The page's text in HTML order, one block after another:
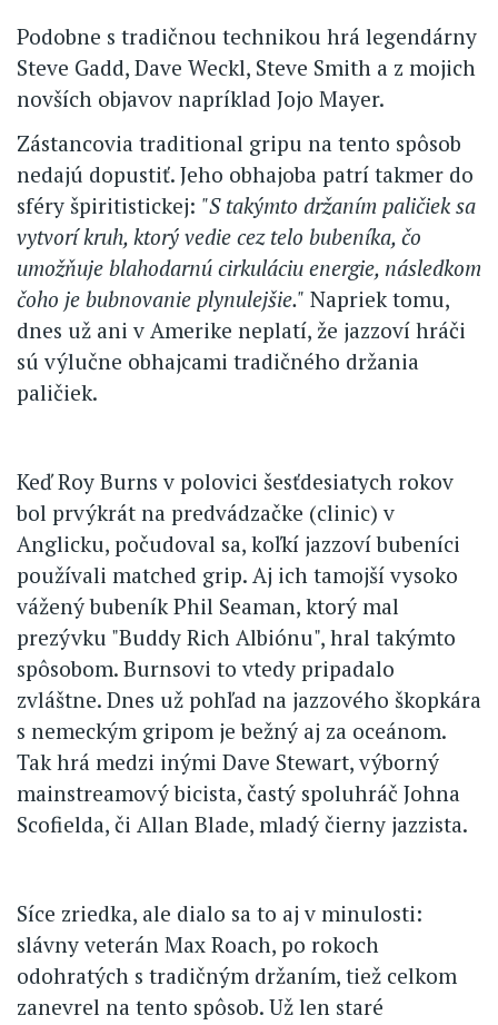
Podobne s tradičnou technikou hrá legendárny
Steve Gadd, Dave Weckl, Steve Smith a z mojich
novších objavov napríklad Jojo Mayer.
Zástancovia traditional gripu na tento spôsob
nedajú dopustiť. Jeho obhajoba patrí takmer do
sféry špiritistickej: "S takýmto držaním paličiek sa
vytvorí kruh, ktorý vedie cez telo bubeníka, čo
umožňuje blahodarnú cirkuláciu energie, následkom
čoho je bubnovanie plynulejšie." Napriek tomu,
dnes už ani v Amerike neplatí, že jazzoví hráči
sú výlučne obhajcami tradičného držania
paličiek.
Keď Roy Burns v polovici šesťdesiatych rokov
bol prvýkrát na predvádzačke (clinic) v
Anglicku, počudoval sa, koľkí jazzoví bubeníci
používali matched grip. Aj ich tamojší vysoko
vážený bubeník Phil Seaman, ktorý mal
prezývku "Buddy Rich Albiónu", hral takýmto
spôsobom. Burnsovi to vtedy pripadalo
zvláštne. Dnes už pohľad na jazzového škopkára
s nemeckým gripom je bežný aj za oceánom.
Tak hrá medzi inými Dave Stewart, výborný
mainstreamový bicista, častý spoluhráč Johna
Scofielda, či Allan Blade, mladý čierny jazzista.
Síce zriedka, ale dialo sa to aj v minulosti:
slávny veterán Max Roach, po rokoch
odohratých s tradičným držaním, tiež celkom
zanevrel na tento spôsob. Už len staré